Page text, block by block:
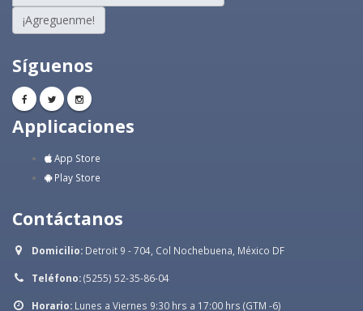
¡Agreguenme!
Síguenos
Applicaciones
App Store
Play Store
Contáctanos
Domicilio: Detroit 9 - 704, Col Nochebuena, México DF
Teléfono:(5255) 52-35-86-04
Horario: Lunes a Viernes 9:30 hrs a 17:00 hrs (GTM -6)